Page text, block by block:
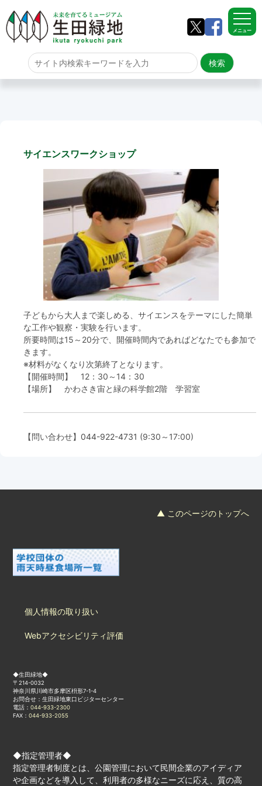
メニュー
ホーム
生田緑地について
園内のご案内
園内のご案内
生田緑地の樹木ごよみ
学校団体の雨天時の昼食場所
イベント情報
フード＆カフェ
マネジメント会議
自然環境保全管理会議
お問合わせ
サイエンスワークショップ
子どもから大人まで楽しめる、サイエンスをテーマにした簡単
な工作や観察・実験を行います。
所要時間は15～20分で、開催時間内であればどなたでも参加で
きます。
※材料がなくなり次第終了となります。
【開催時間】 12：30～14：30
【場所】 かわさき宙と緑の科学館2階 学習室
【問い合わせ】 044-922-4731 (9:30～17:00)
▲ このページのトップへ
個人情報の取り扱い
Webアクセシビリティ評価
◆生田緑地◆
〒214-0032
神奈川県川崎市多摩区枡形7-1-4
お問合せ：生田緑地東口ビジターセンター
電話：044-933-2300
FAX：044-933-2055
◆指定管理者◆
指定管理者制度とは、公園管理において民間企業のアイディア
や企画などを導入して、利用者の多様なニーズに応え、質の高